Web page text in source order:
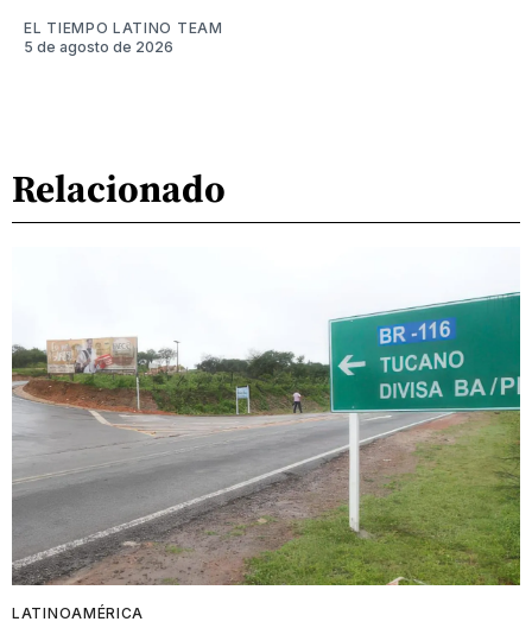
EL TIEMPO LATINO TEAM
5 de agosto de 2026
Relacionado
LATINOAMÉRICA